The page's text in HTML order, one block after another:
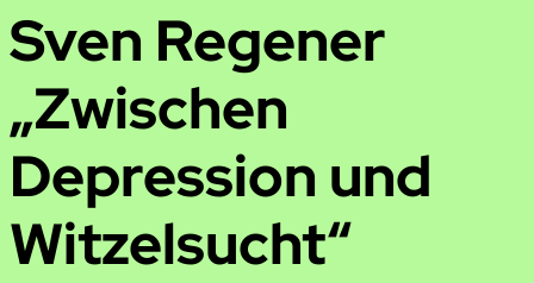
Sven Regener
„Zwischen
Depression und
Witzelsucht“